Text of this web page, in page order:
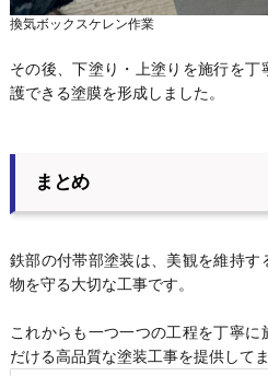
換気ボックスケレン作業
その後、下塗り・上塗りを施行を
護できる塗膜を形成しました。
まとめ
鉄部の付帯部塗装は、美観を維持
物を守る大切な工事です。
これからも一つ一つの工程を丁寧
だける高品質な塗装工事を提供してま